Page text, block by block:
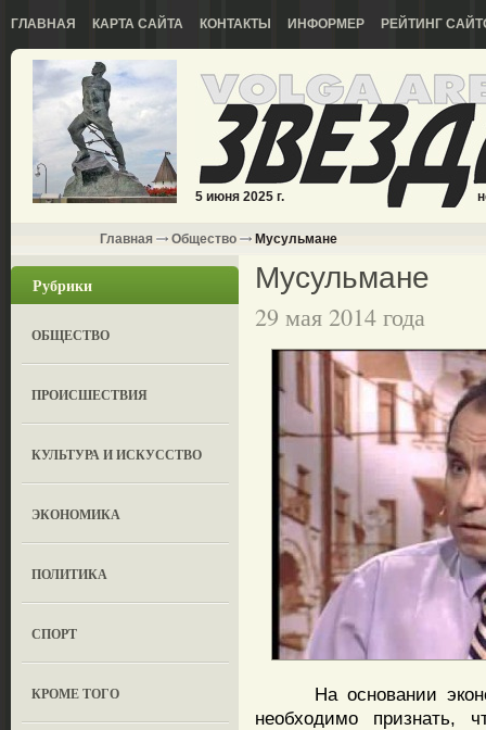
ГЛАВНАЯ КАРТА САЙТА КОНТАКТЫ ИНФОРМЕР РЕЙТИНГ
5 июня 2025 г.
Главная Общество Мусульмане
Рубрики
ОБЩЕСТВО
ПРОИСШЕСТВИЯ
КУЛЬТУРА И ИСКУССТВО
ЭКОНОМИКА
ПОЛИТИКА
СПОРТ
КРОМЕ ТОГО
Мусульмане
29 мая 2014 года
На основании
необходимо признать,